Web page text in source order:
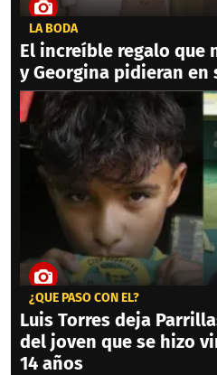
LA BODA
El increíble regalo que
y Georgina pidieran en
¿QUÉ PASÓ CON ÉL?
Luis Torres deja
del joven que se hizo
14 años